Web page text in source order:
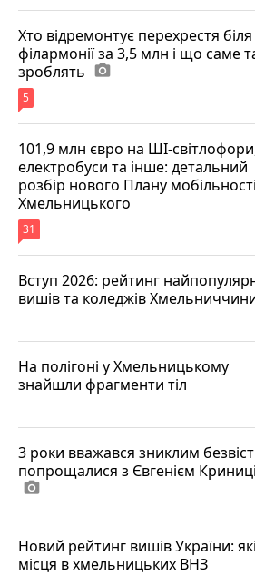
Хто відремонтує перехрестя біля
філармонії за 3,5 млн і що саме
зроблять photo_camera
5
101,9 млн євро на ШІ-
електробуси та інше: детальний
розбір нового Плану мобільності
Хмельницького
31
Вступ 2026: рейтинг
вишів та коледжів
На полігоні у Хмельницькому
знайшли фрагменти тіл
3 роки вважався зниклим
попрощалися з Євгенієм
photo_camera
Новий рейтинг вишів України: які
місця в хмельницьких ВНЗ